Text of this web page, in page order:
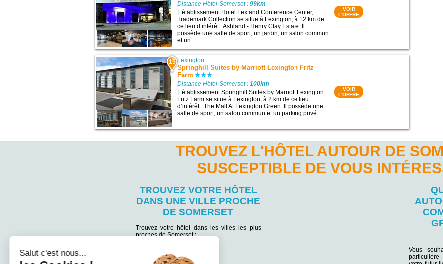
Distance Hôtel-Somerset :99km
L’établissement Hotel Lex and Conference Center,
Trademark Collection se situe à Lexington, à 12 km de
ce lieu d’intérêt : Ashland - Henry Clay Estate. Il
possède une salle de sport, un jardin, un salon commun
et un ...
VOIR
L'OFFRE
15 Lexington
Springhill Suites by Marriott Lexington Fritz
Farm
Distance Hôtel-Somerset :100km
L’établissement Springhill Suites by Marriott Lexington
Fritz Farm se situe à Lexington, à 2 km de ce lieu
d’intérêt : The Mall At Lexington Green. Il possède une
salle de sport, un salon commun et un parking privé ...
VOIR
L'OFFRE
TROUVEZ L'HÔTEL AUTOUR DE
SUSCEPTIBLE DE VOUS
TROUVEZ VOTRE HÔTEL
DANS UNE VILLE PROCHE
DE SOMERSET
Trouvez votre hôtel dans les villes les plus
proches de Somerset :
Vous
particulière
Salut c'est nous...